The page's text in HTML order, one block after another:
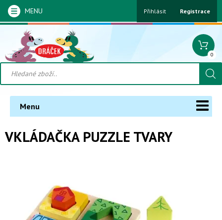
MENU Přihlásit Registrace
0
Menu
VKLÁDAČKA PUZZLE TVARY